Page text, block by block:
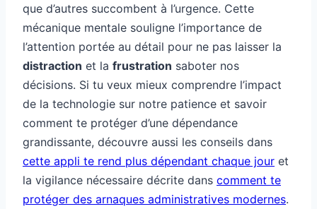
que d’autres succombent à l’urgence. Cette
mécanique mentale souligne l’importance de
l’attention portée au détail pour ne pas laisser la
distraction et la frustration saboter nos
décisions. Si tu veux mieux comprendre l’impact
de la technologie sur notre patience et savoir
comment te protéger d’une dépendance
grandissante, découvre aussi les conseils dans
cette appli te rend plus dépendant chaque jour et
la vigilance nécessaire décrite dans comment te
protéger des arnaques administratives modernes.